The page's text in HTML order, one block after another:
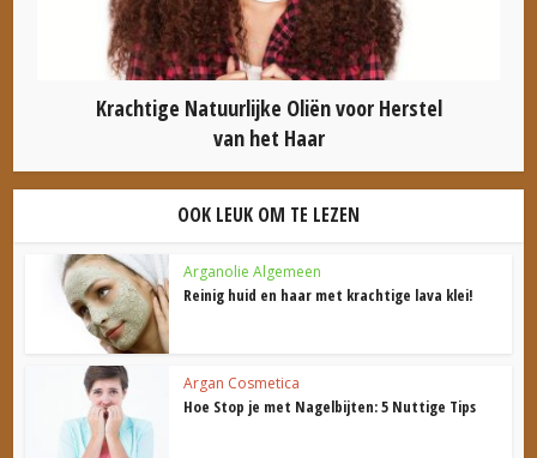
Krachtige Natuurlijke Oliën voor Herstel
van het Haar
OOK LEUK OM TE LEZEN
Arganolie Algemeen
Reinig huid en haar met krachtige lava klei!
Argan Cosmetica
Hoe Stop je met Nagelbijten: 5 Nuttige Tips